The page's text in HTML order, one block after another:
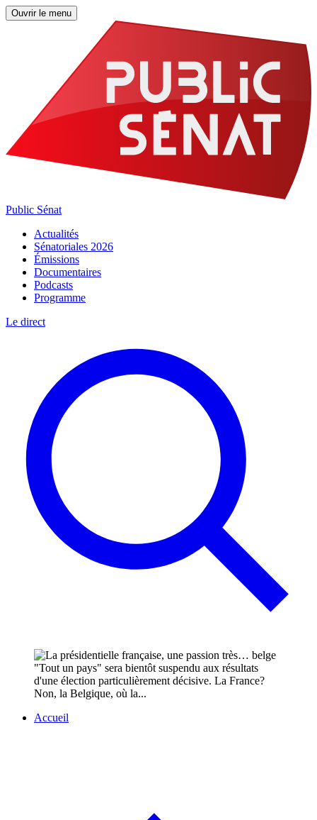
Ouvrir le menu
Public Sénat
Actualités
Sénatoriales 2026
Émissions
Documentaires
Podcasts
Programme
Le direct
"Tout un pays" sera bientôt suspendu aux résultats
d'une élection particulièrement décisive. La France?
Non, la Belgique, où la...
Accueil